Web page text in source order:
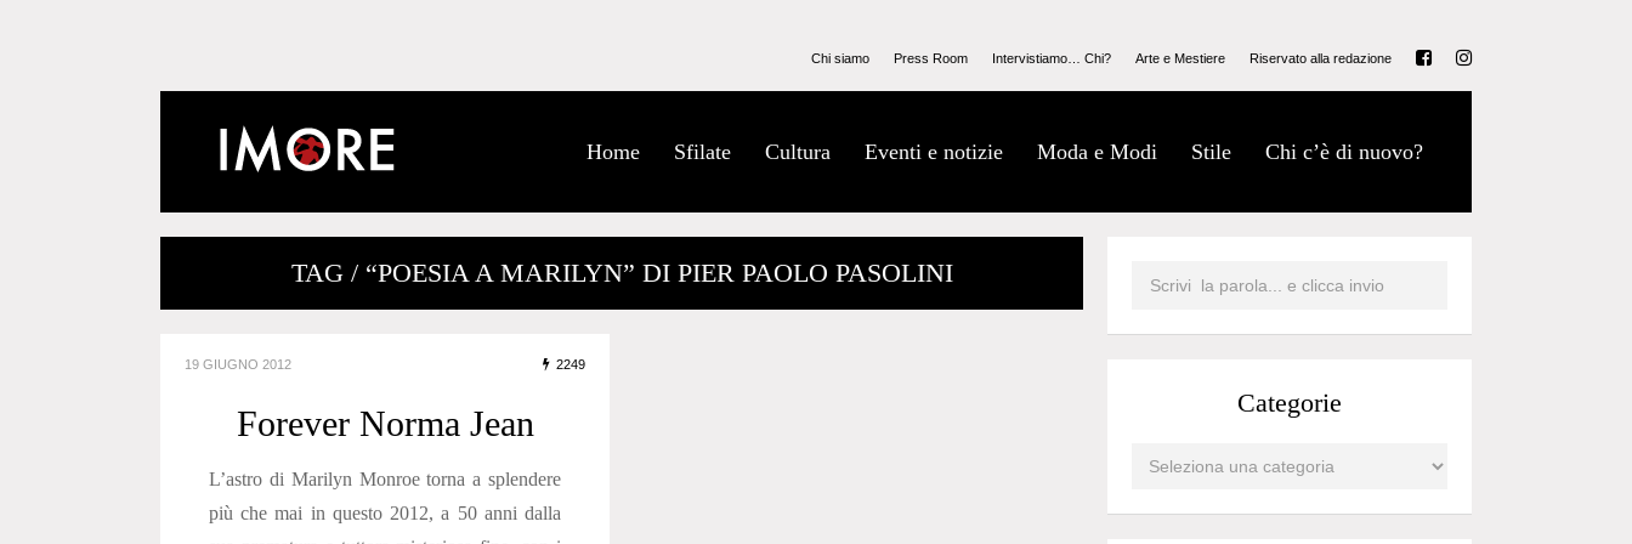
Chi siamo Press Room Intervistiamo… Chi? Arte e Mestiere Riservato alla redazione
Home Sfilate Cultura Eventi e notizie Moda e Modi Stile Chi c’è di nuovo?
TAG / “POESIA A MARILYN” DI PIER PAOLO PASOLINI
19 GIUGNO 2012 2249
Forever Norma Jean
L’astro di Marilyn Monroe torna a splendere
più che mai in questo 2012, a 50 anni dalla
Categorie